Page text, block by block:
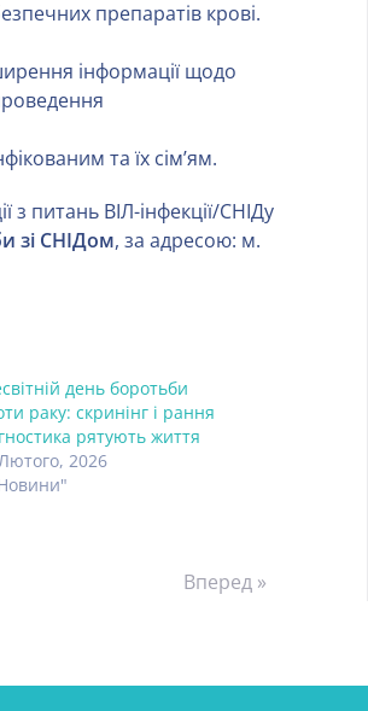
препаратів крові.
інформації щодо
та їх сім’ям.
питань ВІЛ-інфекції/СНІДу
зі СНІДом, за адресою: м.
день боротьби
раку: скринінг і рання
рятують життя
2026
Вперед »